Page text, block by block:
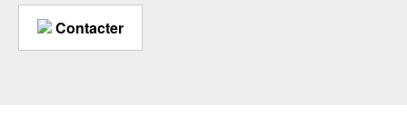
Contacter